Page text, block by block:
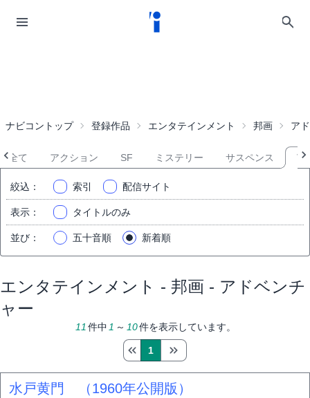
ナビコントップ 登録作品 エンタテインメント 邦画 ア
全て アクション SF ミステリー サスペンス ア
絞込 ： 索引 配信サイト
表示 ： タイトルのみ
並び ： 五十音順 新着順
エンタテインメント - 邦画 - アドベンチ
ャー
11 件中 1 ～ 10件を表示しています。
1
水戸黄門 （1960年公開版）